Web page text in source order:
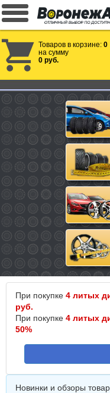
Товаров в корзине: 0
на сумму
0 руб.
При покупке 4 литых
руб.
При покупке 4 литых
50%
Новинки и обзоры